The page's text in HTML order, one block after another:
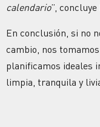
calendario”,
En conclusión, si no
cambio, nos
planificamos ideales
limpia, tranquila y